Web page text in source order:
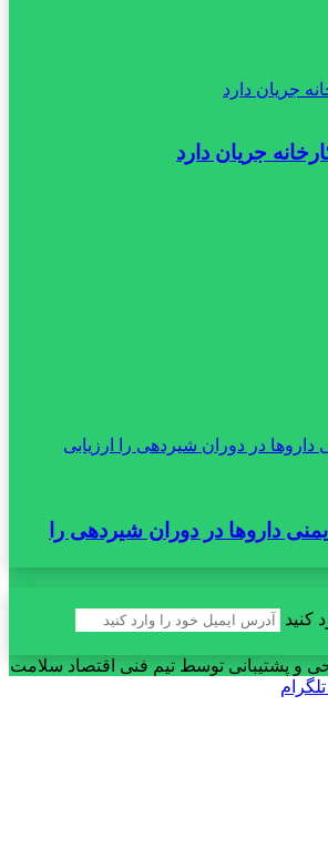
جریان دارد
جریان دارد
داروها در دوران شیردهی را ارزیابی
داروها در دوران شیردهی را
کنید
و پشتیبانی توسط تیم فنی اقتصاد سلامت
تلگرام